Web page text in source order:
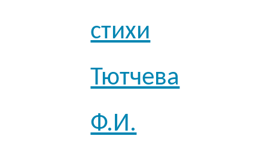
стихи
Тютчева
Ф.И.